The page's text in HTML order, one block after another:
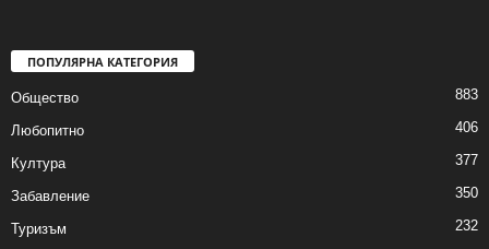
ПОПУЛЯРНА КАТЕГОРИЯ
Общество 883
Любопитно 406
Култура 377
Забавление 350
Туризъм 232